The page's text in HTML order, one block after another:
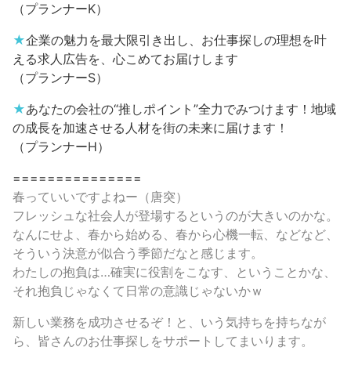
（プランナーK）
★企業の魅力を最大限引き出し、お仕事探しの理想を叶
える求人広告を、心こめてお届けします
（プランナーS）
★あなたの会社の“推しポイント”全力でみつけます！地域
の成長を加速させる人材を街の未来に届けます！
（プランナーH）
===============
春っていいですよねー（唐突）
フレッシュな社会人が登場するというのが大きいのかな。
なんにせよ、春から始める、春から心機一転、などなど、
そういう決意が似合う季節だなと感じます。
わたしの抱負は…確実に役割をこなす、ということかな、
それ抱負じゃなくて日常の意識じゃないかｗ
新しい業務を成功させるぞ！と、いう気持ちを持ちなが
ら、皆さんのお仕事探しをサポートしてまいります。